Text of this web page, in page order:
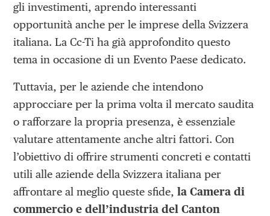
gli investimenti, aprendo interessanti
opportunità anche per le imprese della Svizzera
italiana. La Cc-Ti ha già approfondito questo
tema in occasione di un Evento Paese dedicato.
Tuttavia, per le aziende che intendono
approcciare per la prima volta il mercato saudita
o rafforzare la propria presenza, è essenziale
valutare attentamente anche altri fattori. Con
l’obiettivo di offrire strumenti concreti e contatti
utili alle aziende della Svizzera italiana per
affrontare al meglio queste sfide,la Camera di
commercio e dell’industria del Canton